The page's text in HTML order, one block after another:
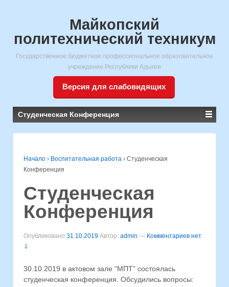
Майкопский
политехнический техникум
Государственное бюджетное профессиональное образовательное
учреждение Республики Адыгея
Версия для слабовидящих
Студенческая Конференция
Начало › Воспитательная работа › Студенческая
Конференция
Студенческая
Конференция
Опубликовано 31.10.2019 Автор: admin — Комментариев нет
⇩
30.10.2019 в актовом зале “МПТ” состоялась
студенческая конференция. Обсудились вопросы: